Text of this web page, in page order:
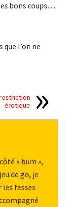
bons coups…
l’on ne
érotique
« bum »,
de go, je
les fesses